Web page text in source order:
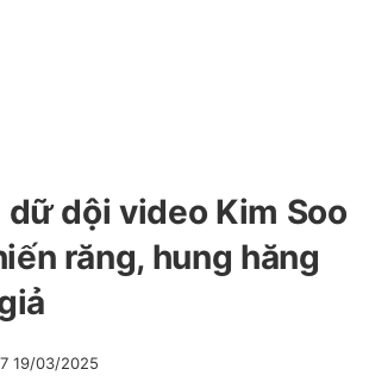
dữ dội video Kim Soo
răng, hung hăng
19/03/2025